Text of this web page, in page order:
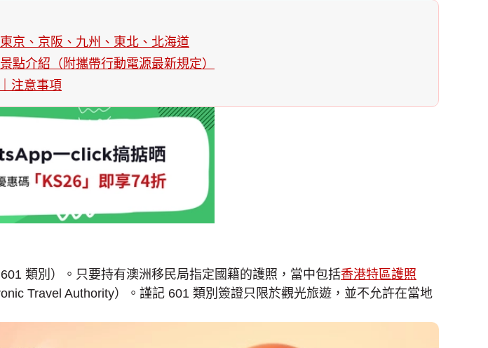
京、京阪、九州、東北、北海道
點介紹（附攜帶行動電源最新規定）
注意事項
類別）。只要持有澳洲移民局指定國籍的護照，當中包括香港特區護照
Travel Authority）。謹記 601 類別簽證只限於觀光旅遊，並不允許在當地